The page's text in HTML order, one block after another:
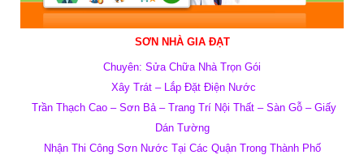
SƠN NHÀ GIA ĐẠT
Chuyên: Sửa Chữa Nhà Trọn Gói
Xây Trát – Lắp Đặt Điện Nước
Trần Thạch Cao – Sơn Bả – Trang Trí Nội Thất – Sàn Gỗ – Giấy
Dán Tường
Nhận Thi Công Sơn Nước Tại Các Quận Trong Thành Phố